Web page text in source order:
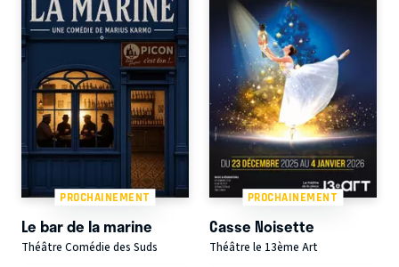
PROCHAINEMENT
Le bar de la marine
Théâtre Comédie des Suds
PROCHAINEMENT
Casse Noisette
Théâtre le 13ème Art